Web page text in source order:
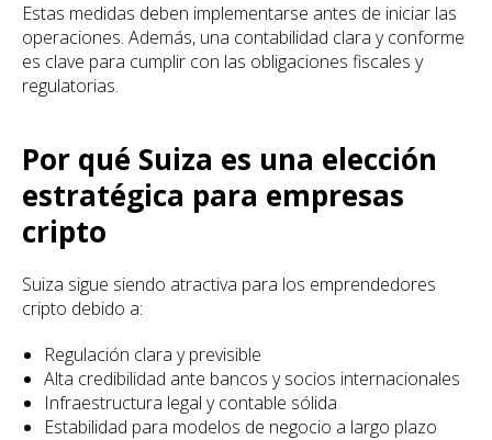
Estas medidas deben implementarse antes de iniciar las
operaciones. Además, una contabilidad clara y conforme
es clave para cumplir con las obligaciones fiscales y
regulatorias.
Por qué Suiza es una elección
estratégica para empresas
cripto
Suiza sigue siendo atractiva para los emprendedores
cripto debido a:
Regulación clara y previsible
Alta credibilidad ante bancos y socios internacionales
Infraestructura legal y contable sólida
Estabilidad para modelos de negocio a largo plazo